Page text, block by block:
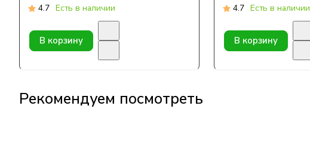
4.7 Есть в наличии
В корзину
4.7 Есть в наличии
В корзину
Рекомендуем посмотреть